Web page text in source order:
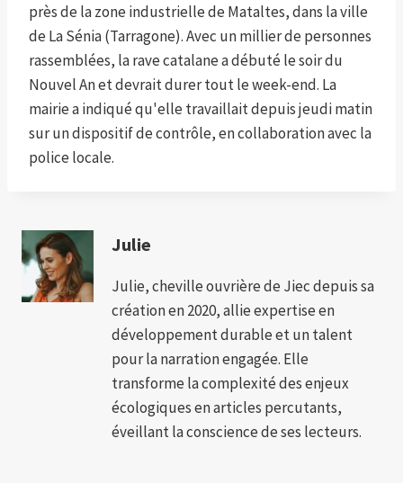
près de la zone industrielle de Mataltes, dans la ville
de La Sénia (Tarragone). Avec un millier de personnes
rassemblées, la rave catalane a débuté le soir du
Nouvel An et devrait durer tout le week-end. La
mairie a indiqué qu'elle travaillait depuis jeudi matin
sur un dispositif de contrôle, en collaboration avec la
police locale.
Julie
Julie, cheville ouvrière de Jiec depuis sa
création en 2020, allie expertise en
développement durable et un talent
pour la narration engagée. Elle
transforme la complexité des enjeux
écologiques en articles percutants,
éveillant la conscience de ses lecteurs.